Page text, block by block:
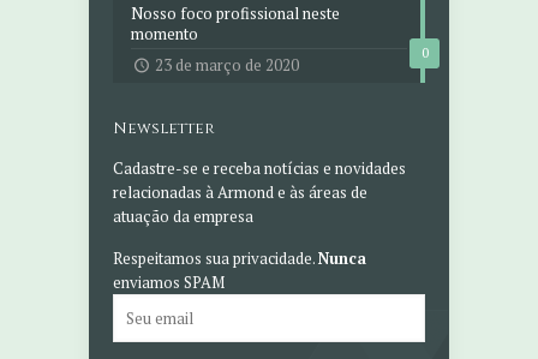
0
Nosso foco profissional neste
momento
23 de março de 2020
Newsletter
Cadastre-se e receba notícias e novidades
relacionadas à Armond e às áreas de
atuação da empresa
Respeitamos sua privacidade.Nunca
enviamos SPAM